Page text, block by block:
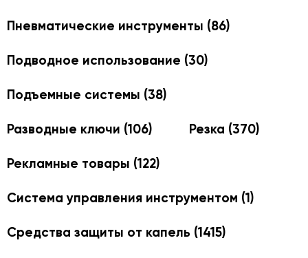
Пневматические инструменты (86)
Подводное использование (30)
Подъемные системы (38)
Разводные ключи (106) Резка (370)
Рекламные товары (122)
Система управления инструментом (1)
Средства защиты от капель (1415)